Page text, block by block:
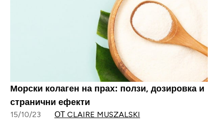
Морски колаген на прах: ползи, дозировка и
странични ефекти
15/10/23 ОТ CLAIRE MUSZALSKI